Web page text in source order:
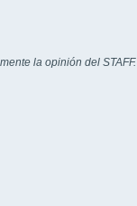
la opinión del STAFF.